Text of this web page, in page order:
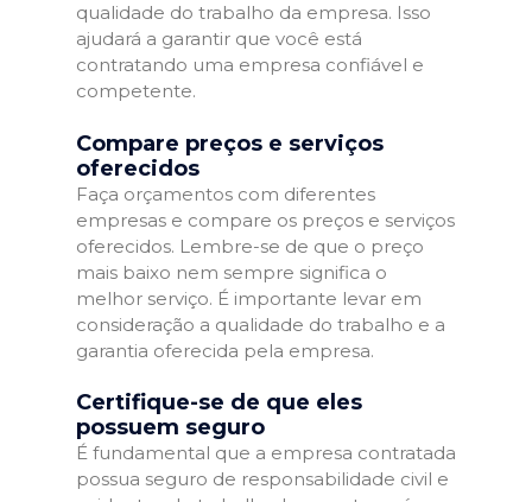
qualidade do trabalho da empresa. Isso
ajudará a garantir que você está
contratando uma empresa confiável e
competente.
Compare preços e serviços
oferecidos
Faça orçamentos com diferentes
empresas e compare os preços e serviços
oferecidos. Lembre-se de que o preço
mais baixo nem sempre significa o
melhor serviço. É importante levar em
consideração a qualidade do trabalho e a
garantia oferecida pela empresa.
Certifique-se de que eles
possuem seguro
É fundamental que a empresa contratada
possua seguro de responsabilidade civil e